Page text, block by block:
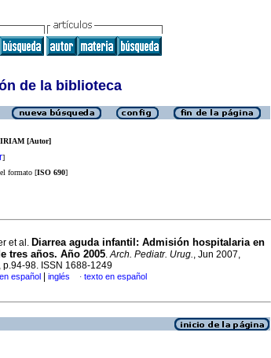
de la biblioteca
[Autor]
]
formato [ISO 690]
et al. Diarrea aguda infantil: Admisión hospitalaria en
tres años. Año 2005.Arch. Pediatr. Urug., Jun 2007,
p.94-98. ISSN 1688-1249
español inglés · texto en español